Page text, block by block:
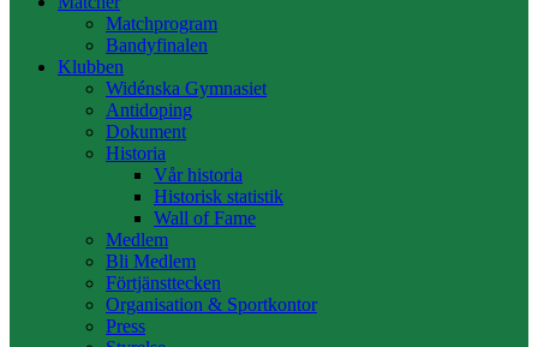
Matchprogram
Bandyfinalen
Klubben
Widénska Gymnasiet
Antidoping
Dokument
Historia
Vår historia
Historisk statistik
Wall of Fame
Medlem
Bli Medlem
Förtjänsttecken
Organisation & Sportkontor
Press